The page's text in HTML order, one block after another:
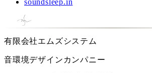
有限会社エムズシステム
音環境デザインカンパニー